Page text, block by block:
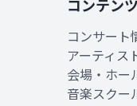
コンテンツ
コンサート
アーティス
会場・ホー
音楽スクー